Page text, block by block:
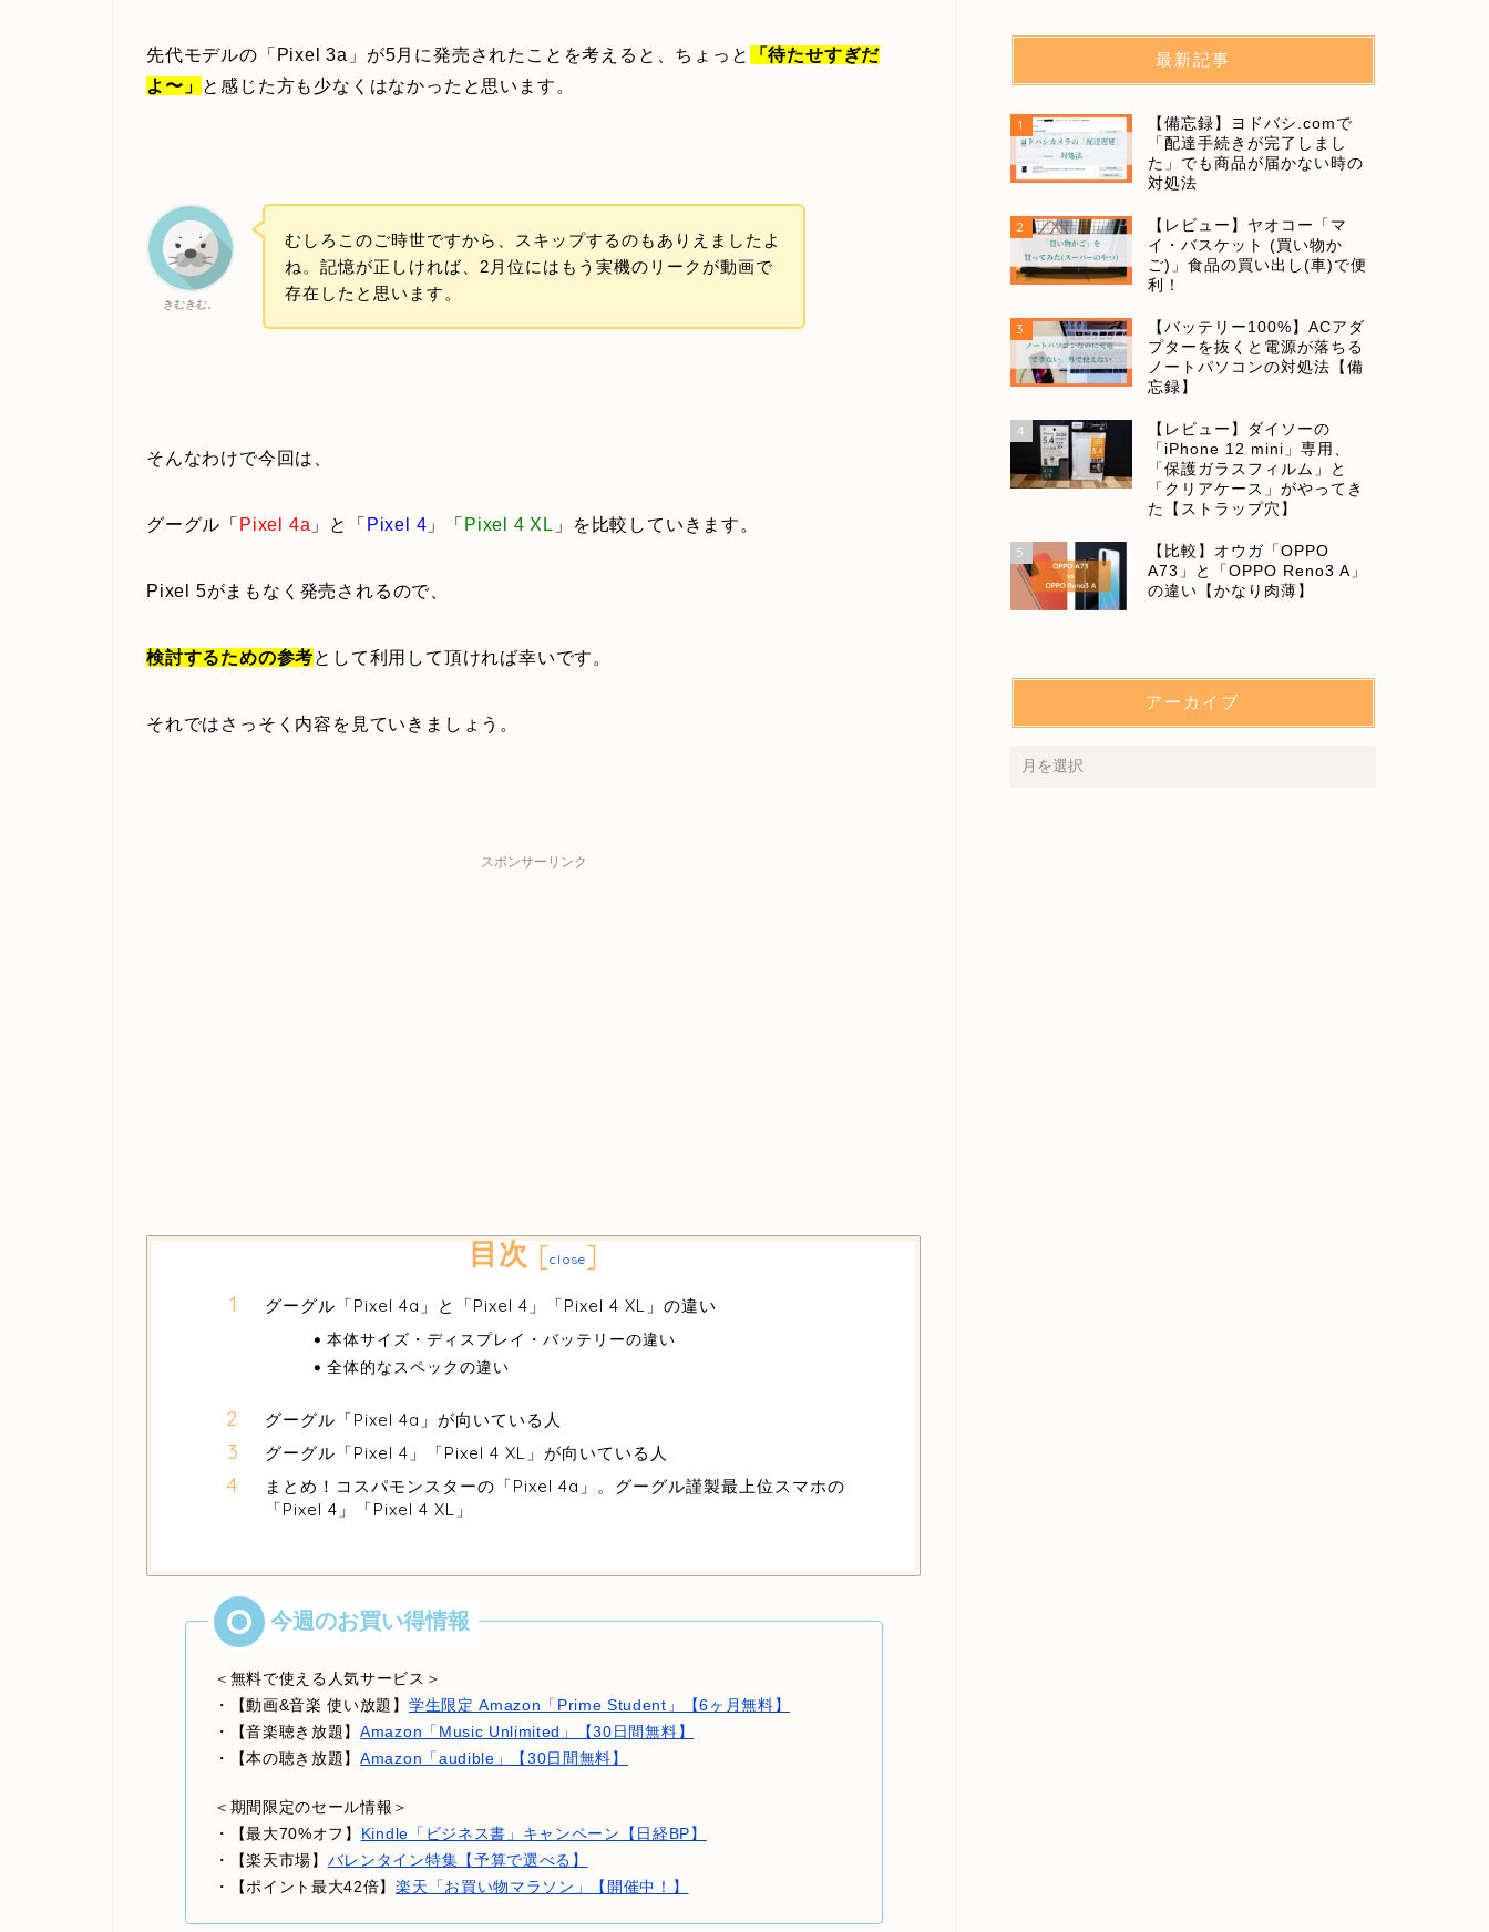
先代モデルの「Pixel 3a」が5月に発売されたことを考えると、ちょっと
「待たせすぎだ
よ〜」 と感じた方も少なくはなかったと思います。
きむきむ。
むしろこのご時世ですから、スキップするのもありえましたよ
ね。記憶が正しければ、2月位にはもう実機のリークが動画で
存在したと思います。
そんなわけで今回は、
グーグル「 Pixel 4a 」と「 Pixel 4 」「 Pixel 4 XL 」を比較していきます。
Pixel 5がまもなく発売されるので、
検討するための参考として利用して頂ければ幸いです。
それではさっそく内容を見ていきましょう。
スポンサーリンク
目次 [close]
グーグル「Pixel 4a」と「Pixel 4」「Pixel 4 XL」の違い
本体サイズ・ディスプレイ・バッテリーの違い
全体的なスペックの違い
グーグル「Pixel 4a」が向いている人
グーグル「Pixel 4」「Pixel 4 XL」が向いている人
まとめ！コスパモンスターの「Pixel 4a」。グーグル謹製最上位スマホの
「Pixel 4」「Pixel 4 XL」
＜無料で使える人気サービス＞
・【動画&音楽 使い放題】 学生限定 Amazon「Prime Student」【6ヶ月無料】
・【音楽聴き放題】Amazon「Music Unlimited」【30日間無料】
・【本の聴き放題】Amazon「audible」【30日間無料】
＜期間限定のセール情報＞
・【最大70%オフ】
Kindle「ビジネス書」キャンペーン【日経BP】
・【楽天市場】 バレンタイン特集【予算で選べる】
・【ポイント最大42倍】楽天「お買い物マラソン」【開催中！】
最新記事
1
【備忘録】ヨドバシ.comで
「配達手続きが完了しまし
た」でも商品が届かない時の
対処法
2
【レビュー】ヤオコー「マ
イ・バスケット (買い物か
ご)」食品の買い出し(車)で便
利！
3
【バッテリー100%】ACアダ
プターを抜くと電源が落ちる
ノートパソコンの対処法【備
忘録】
4
【レビュー】ダイソーの
「iPhone 12 mini」専用、
「保護ガラスフィルム」と
「クリアケース」がやってき
た【ストラップ穴】
5
【比較】オウガ「OPPO
A73」と「OPPO Reno3 A」
の違い【かなり肉薄】
アーカイブ